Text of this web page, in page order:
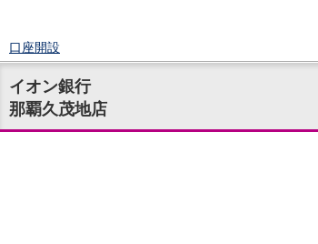
口座開設
ログイン
チャット
メニュー
商品・サービス
イオン銀行
那覇久茂地店